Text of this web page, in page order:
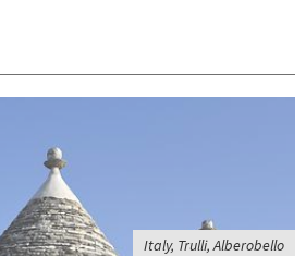
Italy, Trulli, Alberobello